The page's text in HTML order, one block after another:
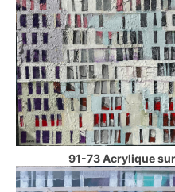
91-73 Acrylique